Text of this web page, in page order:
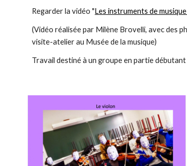
Regarder la vidéo "Les instruments de
(Vidéo réalisée par Milène Brovelli, avec des
visite-atelier au Musée de la musique)
Travail destiné à un groupe en partie